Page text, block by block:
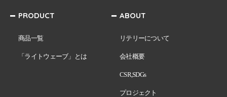
PRODUCT
商品一覧
「ライトウェーブ」とは
ABOUT
リテリーについて
会社概要
CSR,SDGs
プロジェクト